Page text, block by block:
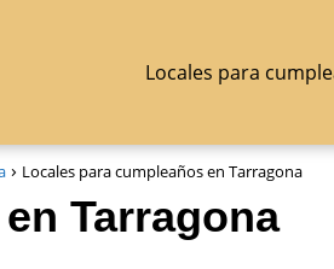
Locales para
Locales para cumpleaños en Tarragona
Tarragona